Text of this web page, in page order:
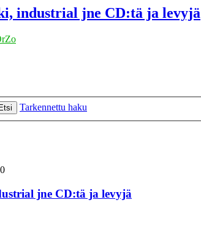
industrial jne CD:tä ja levyjä
Etsi
Tarkennettu haku
jne CD:tä ja levyjä